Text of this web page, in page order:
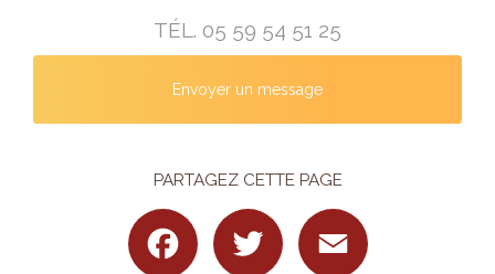
TÉL. 05 59 54 51 25
Envoyer un message
PARTAGEZ CETTE PAGE
Facebook Twitter